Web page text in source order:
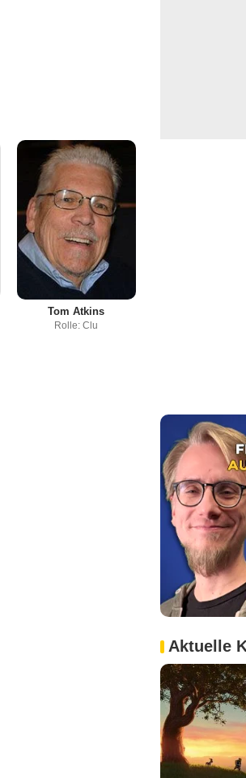
Tom Atkins
Rolle: Clu
Aktuelle